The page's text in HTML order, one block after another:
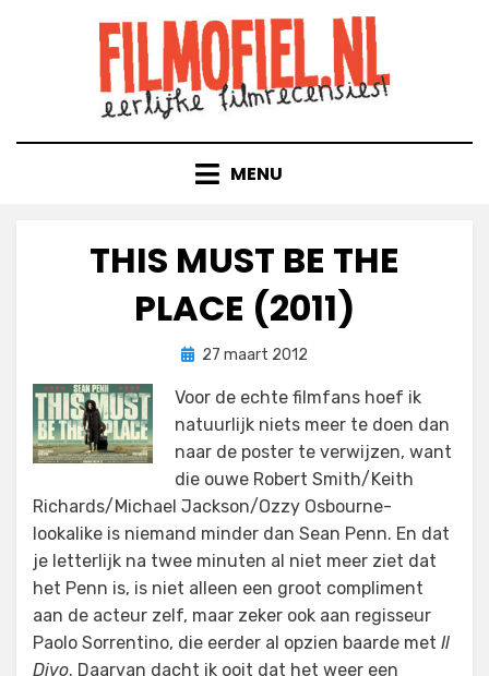
MENU
THIS MUST BE THE
PLACE (2011)
doorFilmofiel.nl
Geplaatst
27 maart 2012
Voor de echte filmfans hoef ik
natuurlijk niets meer te doen dan
naar de poster te verwijzen, want
die ouwe Robert Smith/Keith
Richards/Michael Jackson/Ozzy Osbourne-
lookalike is niemand minder dan Sean Penn. En dat
je letterlijk na twee minuten al niet meer ziet dat
het Penn is, is niet alleen een groot compliment
aan de acteur zelf, maar zeker ook aan regisseur
Paolo Sorrentino, die eerder al opzien baarde met Il
Divo. Daarvan dacht ik ooit dat het weer een